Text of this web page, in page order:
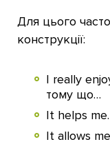
Для цього
конструкції:
I really
тому що…
It helps
It allows